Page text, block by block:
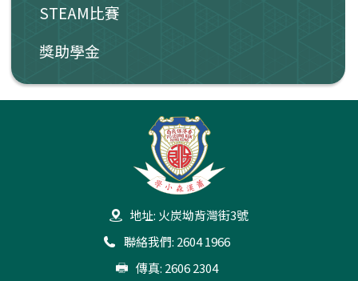
STEAM比賽
獎助學金
地址: 火炭坳背灣街3號
聯絡我們: 2604 1966
傳真: 2606 2304